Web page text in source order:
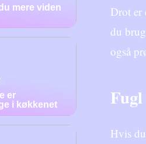
Drot er
du
også
Hvis
mere viden
er
i køkkenet